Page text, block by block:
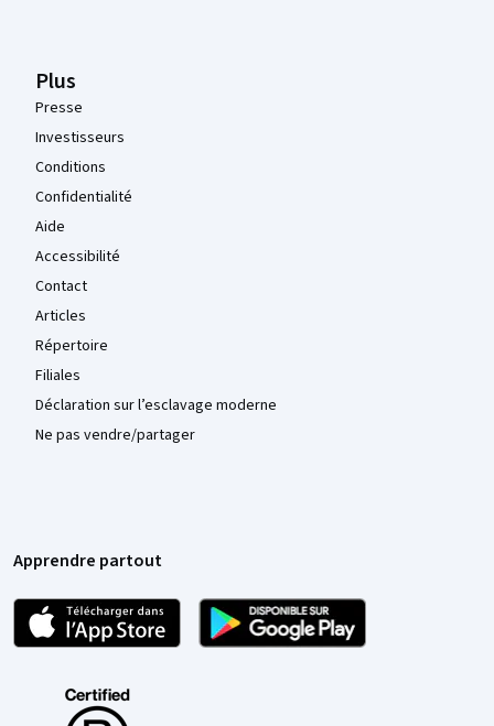
Plus
Presse
Investisseurs
Conditions
Confidentialité
Aide
Accessibilité
Contact
Articles
Répertoire
Filiales
Déclaration sur l’esclavage moderne
Ne pas vendre/partager
Apprendre partout